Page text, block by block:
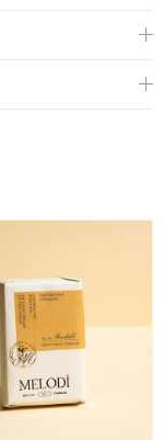
Üzerindedir.
133
: +90 212 620
No: TR-34-K-